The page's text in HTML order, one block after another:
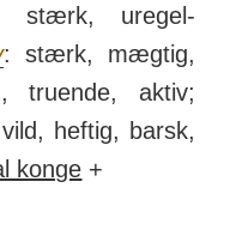
stærk, uregel­
: stærk, mægtig,
tru­ende, aktiv;
heftig, barsk,
konge +